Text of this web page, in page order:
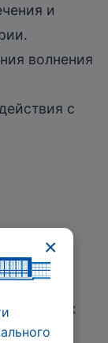
и
волнения
с
на важных
×